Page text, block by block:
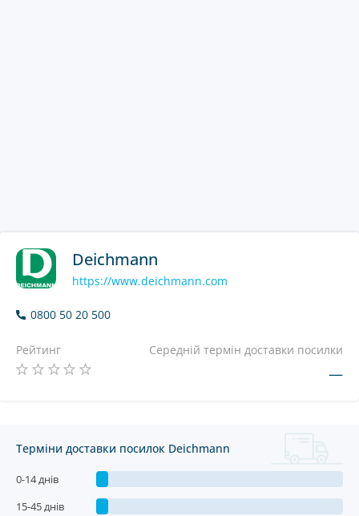
Deichmann
https://www.deichmann.com
0800 50 20 500
Рейтинг Середній термін доставки посилки
—
Терміни доставки посилок Deichmann
0-14 днів
15-45 днів